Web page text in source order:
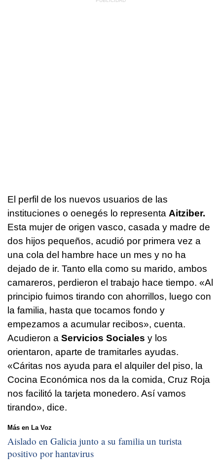
El perfil de los nuevos usuarios de las
instituciones o oenegés lo representa Aitziber.
Esta mujer de origen vasco, casada y madre de
dos hijos pequeños, acudió por primera vez a
una cola del hambre hace un mes y no ha
dejado de ir. Tanto ella como su marido, ambos
camareros, perdieron el trabajo hace tiempo. «Al
principio fuimos tirando con ahorrillos, luego con
la familia, hasta que tocamos fondo y
empezamos a acumular recibos», cuenta.
Acudieron a Servicios Sociales y los
orientaron, aparte de tramitarles ayudas.
«Cáritas nos ayuda para el alquiler del piso, la
Cocina Económica nos da la comida, Cruz Roja
nos facilitó la tarjeta monedero. Así vamos
tirando», dice.
Más en La Voz
Aislado en Galicia junto a su familia un turista
positivo por hantavirus